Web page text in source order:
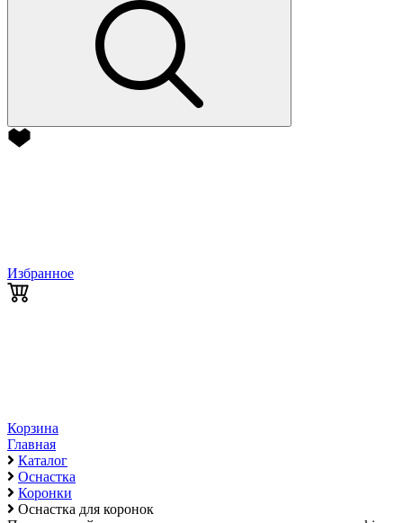
Избранное
Корзина
Главная
Каталог
Оснастка
Коронки
Оснастка для коронок